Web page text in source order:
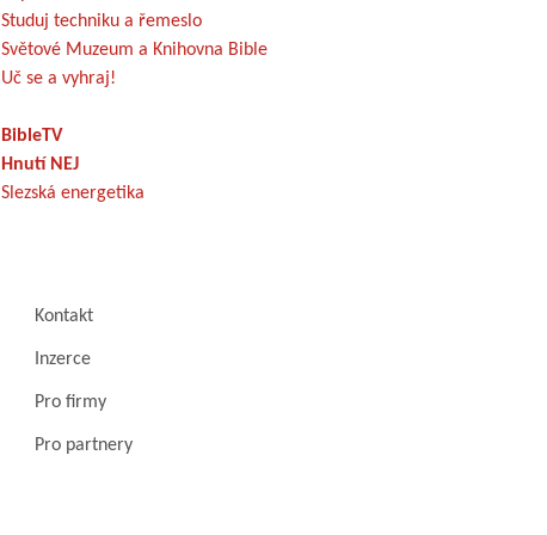
Studuj techniku a řemeslo
Světové Muzeum a Knihovna Bible
Uč se a vyhraj!
BibleTV
Hnutí NEJ
Slezská energetika
Kontakt
Inzerce
Pro firmy
Pro partnery